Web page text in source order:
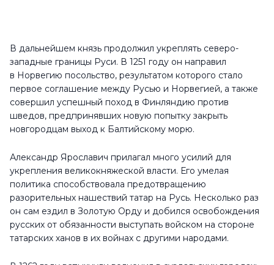
В дальнейшем князь продолжил укреплять северо-
западные границы Руси. В 1251 году он направил
в Норвегию посольство, результатом которого стало
первое соглашение между Русью и Норвегией, а также
совершил успешный поход в Финляндию против
шведов, предпринявших новую попытку закрыть
новгородцам выход к Балтийскому морю.
Александр Ярославич прилагал много усилий для
укрепления великокняжеской власти. Его умелая
политика способствовала предотвращению
разорительных нашествий татар на Русь. Несколько раз
он сам ездил в Золотую Орду и добился освобождения
русских от обязанности выступать войском на стороне
татарских ханов в их войнах с другими народами.